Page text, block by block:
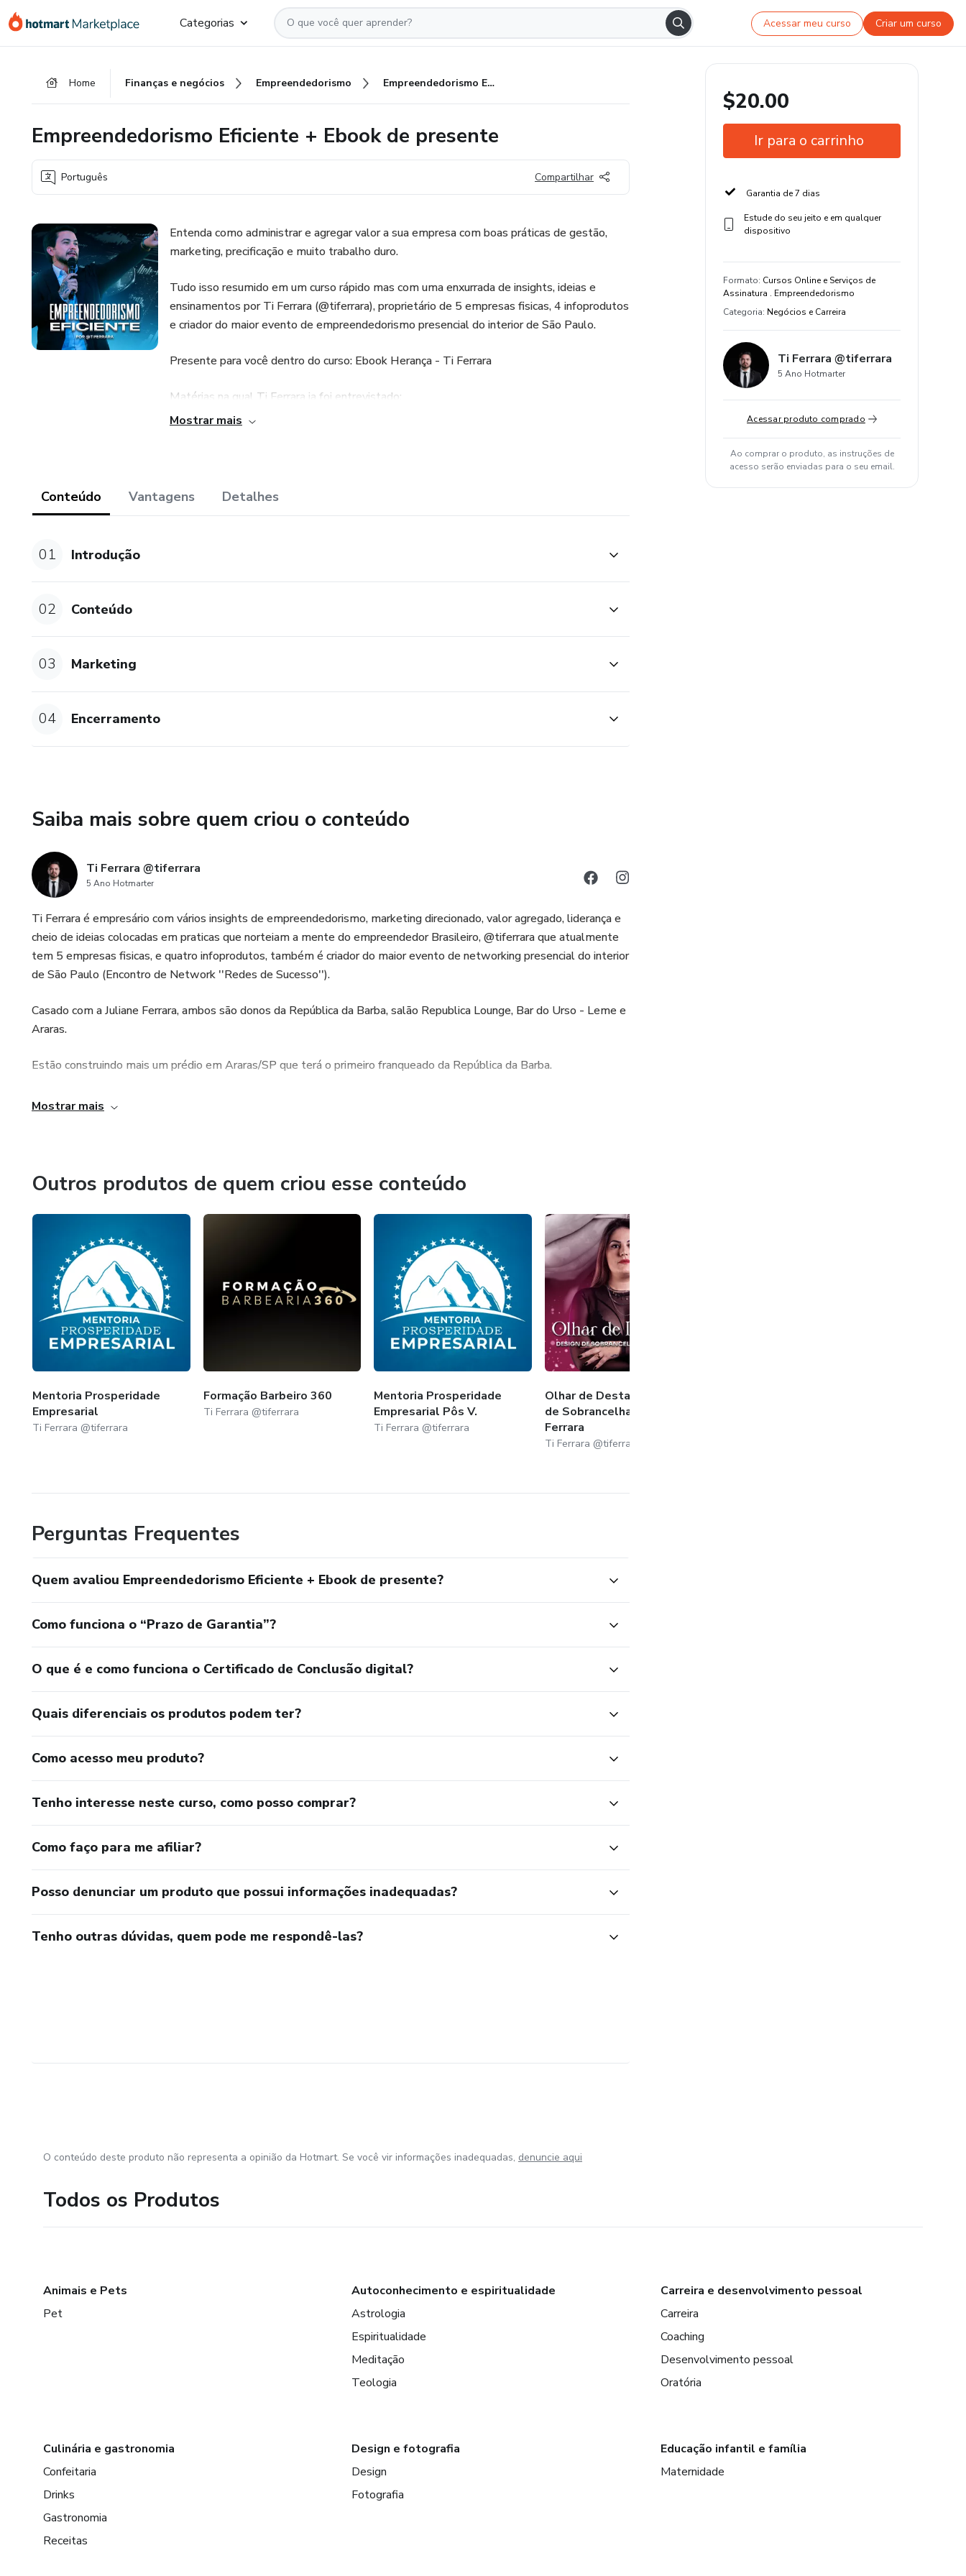
para
para
para
Categorias Acessar meu curso Criar um curso
Home Finanças e negócios Empreendedorismo Empreendedorismo Eficiente + Ebook de presente
Empreendedorismo Eficiente + Ebook de presente
Português Compartilhar
Entenda como administrar e agregar valor a sua empresa com boas práticas de gestão,
marketing, precificação e muito trabalho duro.
Tudo isso resumido em um curso rápido mas com uma enxurrada de insights, ideias e
ensinamentos por Ti Ferrara (@tiferrara), proprietário de 5 empresas fisicas, 4 infoprodutos
e criador do maior evento de empreendedorismo presencial do interior de São Paulo.
Presente para você dentro do curso: Ebook Herança - Ti Ferrara
Matérias na qual Ti Ferrara ja foi entrevistado:
https://jornaldebrasilia.com.br/blogs-e-colunas/analice-nicolau/exclusividade-e-qualidade-
mercado-de-luxo-chama-atencao-de-empreendedores-no-brasil/
Mostrar mais
Conteúdo Vantagens Detalhes
01 Introdução
02 Conteúdo
03 Marketing
04 Encerramento
Saiba mais sobre quem criou o conteúdo
Ti Ferrara @tiferrara
5 Ano Hotmarter
Ti Ferrara é empresário com vários insights de empreendedorismo, marketing direcionado, valor agregado, liderança e
cheio de ideias colocadas em praticas que norteiam a mente do empreendedor Brasileiro, @tiferrara que atualmente
tem 5 empresas fisicas, e quatro infoprodutos, também é criador do maior evento de networking presencial do interior
de Sāo Paulo (Encontro de Network ''Redes de Sucesso'').
Casado com a Juliane Ferrara, ambos sāo donos da República da Barba, salāo Republica Lounge, Bar do Urso - Leme e
Araras.
Estāo construindo mais um prédio em Araras/SP que terá o primeiro franqueado da República da Barba.
Juntos querem entender as maiores dificuldades e dores dos empresários para, a partir de suas próprias experiências -
Mostrar mais
Outros produtos de quem criou esse conteúdo
Mentoria Prosperidade
Empresarial
Ti Ferrara @tiferrara
Formação Barbeiro 360
Ti Ferrara @tiferrara
Mentoria Prosperidade
Empresarial Pôs V.
Ti Ferrara @tiferrara
Olhar de Destaque: Design
de Sobrancelhas por Ju
Ferrara
Ti Ferrara @tiferrara
Perguntas Frequentes
Quem avaliou Empreendedorismo Eficiente + Ebook de presente?
Como funciona o “Prazo de Garantia”?
O que é e como funciona o Certificado de Conclusão digital?
Quais diferenciais os produtos podem ter?
Como acesso meu produto?
Tenho interesse neste curso, como posso comprar?
Como faço para me afiliar?
Posso denunciar um produto que possui informações inadequadas?
Tenho outras dúvidas, quem pode me respondê-las?
$20.00
Ir para o carrinho
Garantia de 7 dias
Estude do seu jeito e em qualquer
dispositivo
Formato: Cursos Online e Serviços de
Assinatura . Empreendedorismo
Categoria: Negócios e Carreira
Ti Ferrara @tiferrara
5 Ano Hotmarter
Acessar produto comprado
Ao comprar o produto, as instruções de
acesso serão enviadas para o seu email.
O conteúdo deste produto não representa a opinião da Hotmart. Se você vir informações inadequadas, denuncie aqui
Todos os Produtos
Animais e Pets
Pet
Autoconhecimento e espiritualidade
Astrologia
Espiritualidade
Meditação
Teologia
Carreira e desenvolvimento pessoal
Carreira
Coaching
Desenvolvimento pessoal
Oratória
Culinária e gastronomia
Confeitaria
Drinks
Gastronomia
Receitas
Design e fotografia
Design
Fotografia
Educação infantil e família
Maternidade